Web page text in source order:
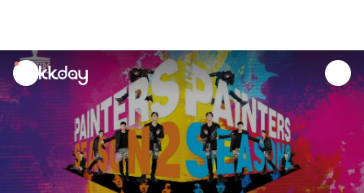
unread
notifications